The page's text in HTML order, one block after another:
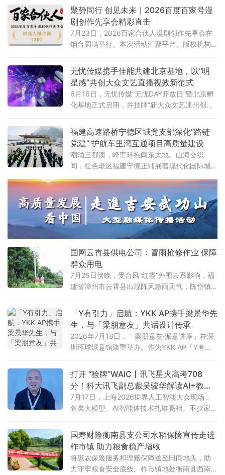
自保险、证券、投顾、银行等50余家金融机构
代表齐聚一堂，共探数智化浪潮下金融营销的
破局之道。
聚势同行 创见未来｜2026百度百家号漫
剧创作先享会精彩直击
7月23日，2026百家合伙人漫剧创作先享会在
烟台圆满举行。本次活动汇聚平台、版权机构
作实践和生态建设展开交流探讨，更是提前体
验百度AI漫剧全新产品能力，多元观点汇聚碰
撞，共同探索AI漫剧内容创新与产业发展的新方
向。
无忧传媒携手佳能共建北京基地，以“明
星感”共创大众文艺直播视效新范式
6月16日，无忧传媒“无忧DAY开放日”暨北京孵
化基地正式启用，并挂牌“新大众文艺通州创
的重点落地项目，同步与多所高校签约共建实
训基地。
福建高速路桥宁德区域党支部深化“路链
党建” 护航车里湾互通项目高质量建设
潮涌三都澳，峰峦环抱闽东大地。山海交织
间，红色老区福建宁德正铺展着现代化国际城
的车里湾互通项目，衔接宁德时代等千亿级产
业园区，肩负服务产业发展与提升城市形象的
双重使命。
国网云霄县供电公司：冒雨抢修作业 保障
群众用电
7月25日傍晚，受台风“红霞”外围云系影响，福
建省漳州市云霄县出现阵风急雨天气，陈岱镇
霄县供电公司第一时间组织人员开展抢修作
业，全力保障辖区广大群众可靠用电。
「Y有引力」启航：YKK AP携手梁景华先
生，与「梁朋意友」共话设计传承
2026年7月18日，「梁朋意友·派意讲座」在深
圳环球派意馆隆重举办。作为YKK AP「Y有引
人设计大师梁景华先生及「琳听」联合发起的
「梁朋意友」深度合作，邀请梁景华、李道
德、厐喜、谢天、何宗宪五位华人设计界代表
人物，与近百位青年设计师、业内精英现场论
道，在真诚且深度的思想碰撞中
打开 “验牌”WAIC丨讯飞星火高考708
分！科大讯飞副总裁吴骏华解读AI+教育
底层逻辑
7月17日，上海2026世界人工智能大会现场，
各类大模型、AI智能体技术扎堆亮相。不少家长
速发展，心底却藏着某些焦虑：孩子用AI学习会
不会变懒？大模型解题靠谱吗？
国寿财险衡南县支公司水稻保险宣传走进
柞市镇 助力粮食稳产增收
将惠农保险服务和理赔保障送至田间地头，助
力守牢粮食安全底线。柞市镇地处衡南县西南